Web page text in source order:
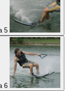
Radar Origin 67 pollici sci nautici combo miniatura 5
Radar Origin 67 pollici sci nautici combo miniatura 6